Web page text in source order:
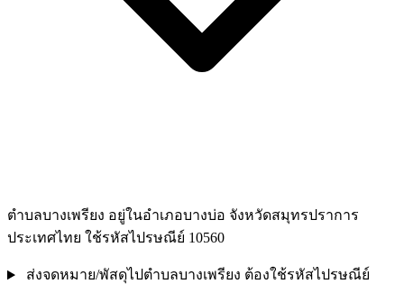
ตำบลบางเพรียง อยู่ในอำเภอบางบ่อ จังหวัดสมุทรปราการ
ประเทศไทย ใช้รหัสไปรษณีย์ 10560
ส่งจดหมาย/พัสดุไปตำบลบางเพรียง ต้องใช้รหัสไปรษณีย์